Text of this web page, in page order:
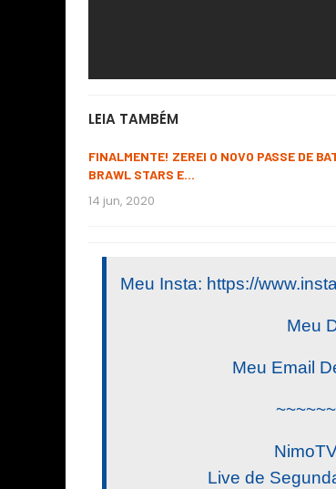
LEIA TAMBÉM
FINALMENTE! ZEREI O NOVO PASSE DE
BRAWL STARS E…
14 jun, 2020
Meu Insta: https://
Meu
Meu Email
Live de